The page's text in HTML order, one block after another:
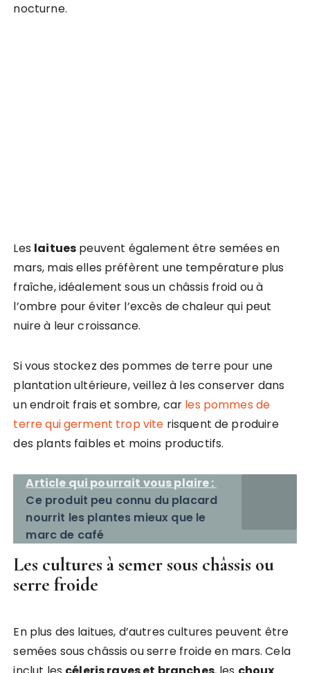
nocturne.
Les laitues peuvent également être semées en
mars, mais elles préfèrent une température plus
fraîche, idéalement sous un châssis froid ou à
l’ombre pour éviter l’excès de chaleur qui peut
nuire à leur croissance.
Si vous stockez des pommes de terre pour une
plantation ultérieure, veillez à les conserver dans
un endroit frais et sombre, car les pommes de
terre qui germent trop vite risquent de produire
des plants faibles et moins productifs.
Article qui pourrait vous plaire :
Ce produit peu connu du placard
nourrit les plantes mieux que le
marc de café
Les cultures à semer sous châssis ou
serre froide
En plus des laitues, d’autres cultures peuvent être
semées sous châssis ou serre froide en mars. Cela